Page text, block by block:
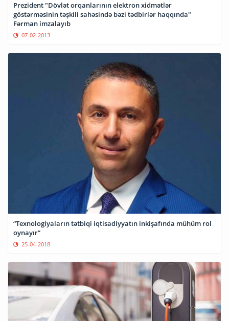
Prezident "Dövlət orqanlarının elektron xidmətlər
göstərməsinin təşkili sahəsində bəzi tədbirlər haqqında"
Fərman imzalayıb
07-02-2013
“Texnologiyaların tətbiqi iqtisadiyyatın inkişafında mühüm rol
oynayır”
25-04-2018